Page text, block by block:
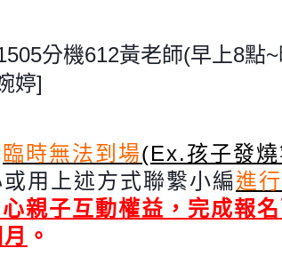
分機612黃老師(早 上8點
婷]
臨時無法到場(Ex.孩子發
用上述方式聯繫小編進
親子互動權益，完成報
。